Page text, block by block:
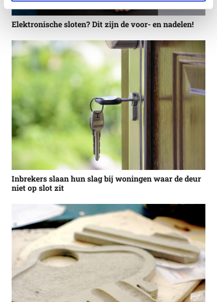
Elektronische sloten? Dit zijn de voor- en nadelen!
Inbrekers slaan hun slag bij woningen waar de deur
niet op slot zit